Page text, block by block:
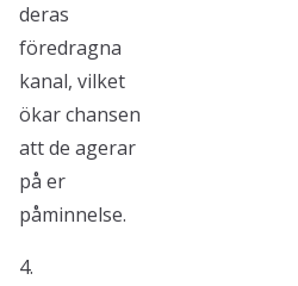
deras
föredragna
kanal, vilket
ökar chansen
att de agerar
på er
påminnelse.
4.